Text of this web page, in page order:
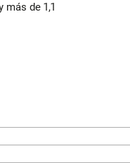
de 1,1